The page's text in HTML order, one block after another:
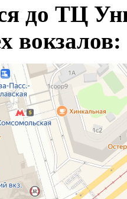
до ТЦ
вокзалов: